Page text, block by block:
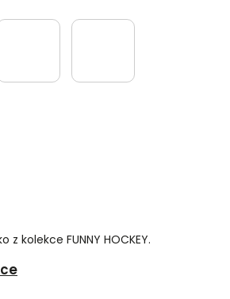
kolekce FUNNY HOCKEY.